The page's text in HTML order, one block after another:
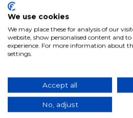
Matériau structure : fonte
Couleur : marron chocolat
Type : suspension
Avantages
Un luminaire au style intemporel
de la pièce.
Utilisation et installation
Usage intérieur recommandé
We use cookies
We may place these for analysis of our
website, show personalised content and
experience. For more information about
settings.
Accept all
No, adjust